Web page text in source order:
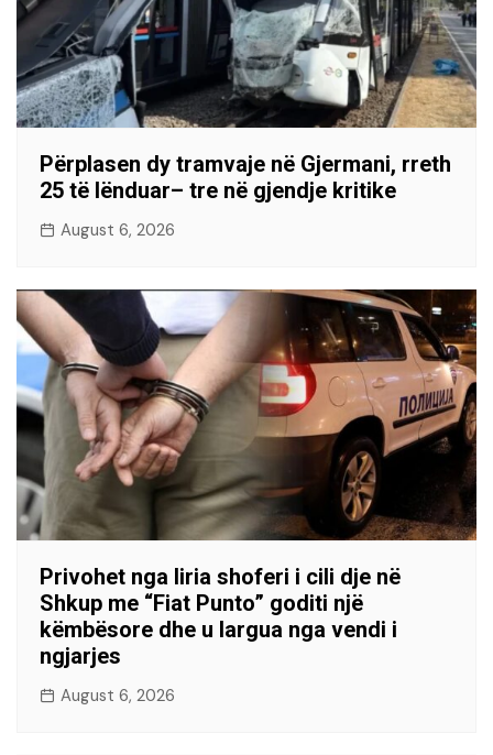
Përplasen dy tramvaje në Gjermani, rreth
25 të lënduar– tre në gjendje kritike
August 6, 2026
Privohet nga liria shoferi i cili dje në
Shkup me “Fiat Punto” goditi një
këmbësore dhe u largua nga vendi i
ngjarjes
August 6, 2026